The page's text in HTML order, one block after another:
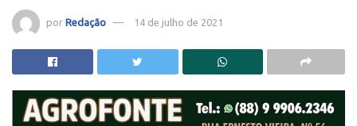
por Redação 14 de julho de 2021